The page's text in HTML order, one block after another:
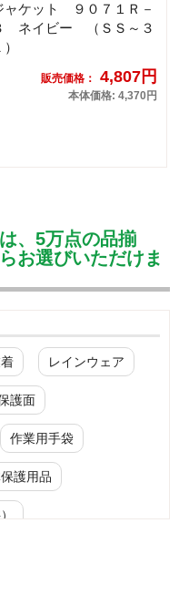
ャケット ９０７１Ｒ－
ネイビー （ＳＳ～３
）
販売価格： 4,807円
本体価格: 4,370円
、5万点の品揃
お選びいただけま
レインウェア
護面
作業用手袋
護用品